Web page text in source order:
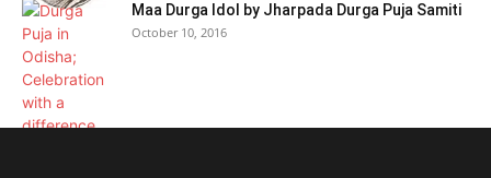
Maa Durga Idol by Jharpada Durga Puja Samiti
October 10, 2016